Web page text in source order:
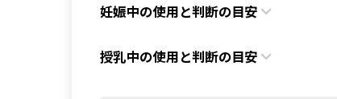
妊娠中の使用と判断の目安
授乳中の使用と判断の目安